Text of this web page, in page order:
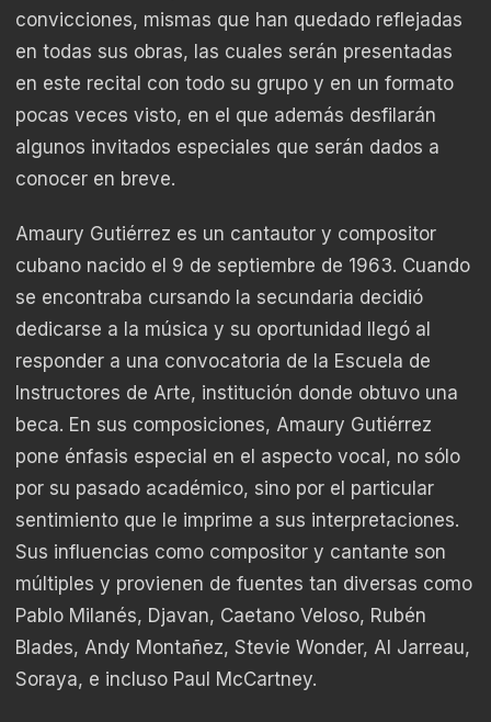
convicciones, mismas que han quedado reflejadas
en todas sus obras, las cuales serán presentadas
en este recital con todo su grupo y en un formato
pocas veces visto, en el que además desfilarán
algunos invitados especiales que serán dados a
conocer en breve.
Amaury Gutiérrez es un cantautor y compositor
cubano nacido el 9 de septiembre de 1963. Cuando
se encontraba cursando la secundaria decidió
dedicarse a la música y su oportunidad llegó al
responder a una convocatoria de la Escuela de
Instructores de Arte, institución donde obtuvo una
beca. En sus composiciones, Amaury Gutiérrez
pone énfasis especial en el aspecto vocal, no sólo
por su pasado académico, sino por el particular
sentimiento que le imprime a sus interpretaciones.
Sus influencias como compositor y cantante son
múltiples y provienen de fuentes tan diversas como
Pablo Milanés, Djavan, Caetano Veloso, Rubén
Blades, Andy Montañez, Stevie Wonder, Al Jarreau,
Soraya, e incluso Paul McCartney.